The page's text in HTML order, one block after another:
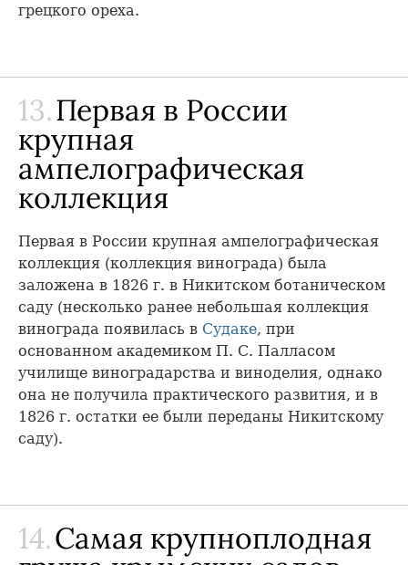
грецкого ореха.
13.Первая в России
крупная
ампелографичес­кая
коллекция
Первая в России крупная ампелографическая
коллекция (коллекция винограда) была
заложена в 1826 г. в Никитском ботаническом
саду (несколько ранее небольшая коллекция
винограда появилась в Судаке, при
основанном академиком П. С. Палласом
училище виноградарства и виноделия, однако
она не получила практического развития, и в
1826 г. остатки ее были переданы Никитскому
саду).
14.Самая крупноплодная